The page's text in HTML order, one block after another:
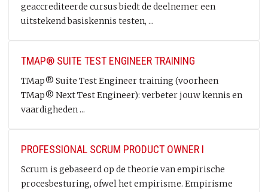
geaccrediteerde cursus biedt de deelnemer een
uitstekend basiskennis testen, ...
TMAP® SUITE TEST ENGINEER TRAINING
TMap® Suite Test Engineer training (voorheen
TMap® Next Test Engineer): verbeter jouw kennis en
vaardigheden ...
PROFESSIONAL SCRUM PRODUCT OWNER I
Scrum is gebaseerd op de theorie van empirische
procesbesturing, ofwel het empirisme. Empirisme